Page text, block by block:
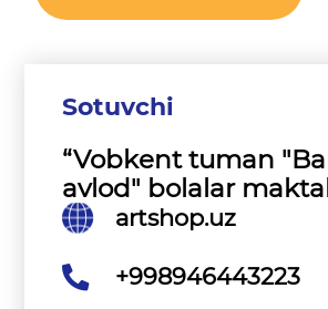
Sotuvchi
“Vobkent tuman
avlod" bolalar
artshop.uz
+998946443223